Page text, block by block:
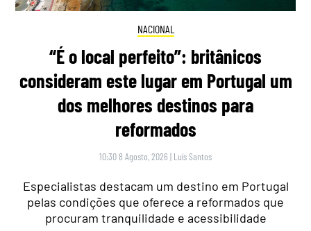
NACIONAL
“É o local perfeito”: britânicos
consideram este lugar em Portugal um
dos melhores destinos para
reformados
10:30 8 Agosto, 2026 | Luís Santos
Especialistas destacam um destino em Portugal
pelas condições que oferece a reformados que
procuram tranquilidade e acessibilidade